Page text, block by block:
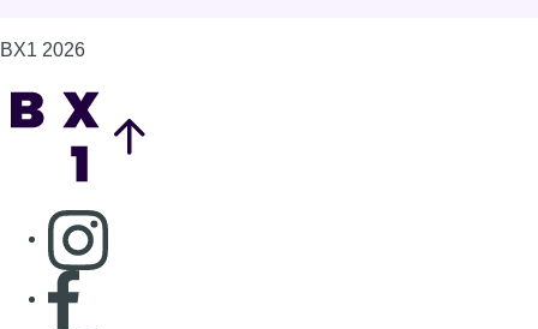
BX1 2026
Consulter page Instagram
Consulter page Facebook